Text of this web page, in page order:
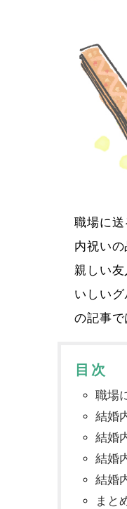
職場に
内祝い
親しい
いしい
の記事で
目次
職場
結婚
結婚
結婚
結婚
まと